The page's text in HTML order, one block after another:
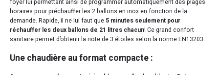
foyer lui permettant ainsi de programmer automatiquement des plages
horaires pour préchauffer les 2 ballons en inox en fonction de la
demande. Rapide, il ne lui faut que 5 minutes seulement pour
réchauffer les deux ballons de 21 litres chacun! Ce grand confort
sanitaire permet d’obtenir la note de 3 étoiles selon la norme EN13203.
Une chaudière au format compacte :